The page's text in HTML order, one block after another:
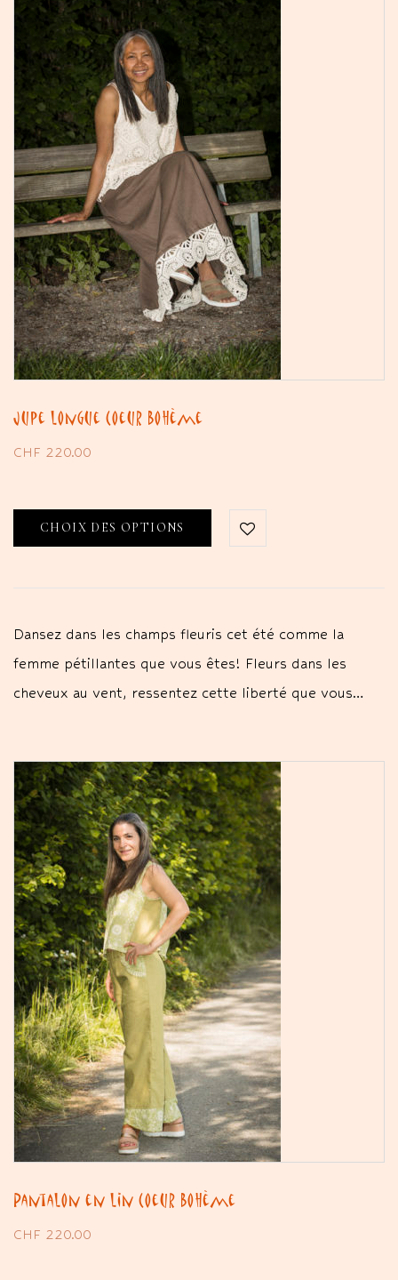
Jupe longue Coeur Bohème
CHF 220.00
CHOIX DES OPTIONS
Dansez dans les champs fleuris cet été comme la
femme pétillantes que vous êtes! Fleurs dans les
cheveux au vent, ressentez cette liberté que vous…
Pantalon en lin Coeur Bohème
CHF 220.00